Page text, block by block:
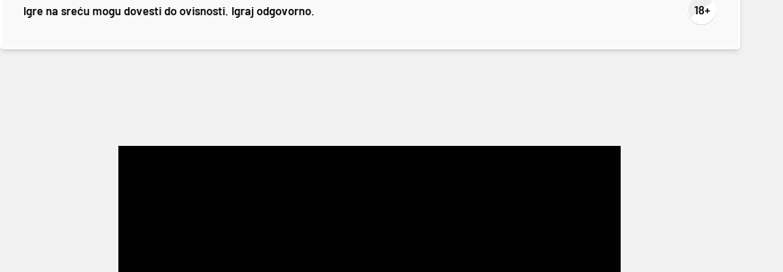
Igre na sreću mogu dovesti do ovisnosti. Igraj odgovorno.